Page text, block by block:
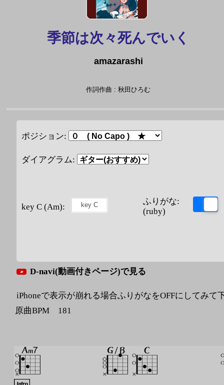
季節は次々死んでいく
amazarashi
作詞作曲 : 秋田ひろむ
ポジション:
ダイアグラム:
key C (Am):
ふりがな:
(ruby)
D-navi(動画付きページ)で見る
iPhoneで表示が崩れる場合ふりがなをOFFにしてみて
原曲BPM 181